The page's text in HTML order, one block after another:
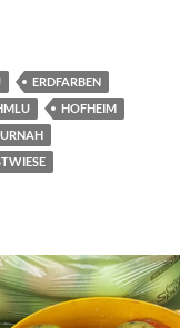
ERDFARBEN
HOFHEIM